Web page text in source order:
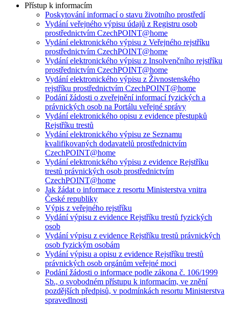
Přístup k informacím
Poskytování informací o stavu životního prostředí
Vydání veřejného výpisu údajů z Registru osob
prostřednictvím CzechPOINT@home
Vydání elektronického výpisu z Veřejného rejstříku
prostřednictvím CzechPOINT@home
Vydání elektronického výpisu z Insolvenčního rejstříku
prostřednictvím CzechPOINT@home
Vydání elektronického výpisu z Živnostenského
rejstříku prostřednictvím CzechPOINT@home
Podání žádosti o zveřejnění informací fyzických a
právnických osob na Portálu veřejné správy
Vydání elektronického opisu z evidence přestupků
Rejstříku trestů
Vydání elektronického výpisu ze Seznamu
kvalifikovaných dodavatelů prostřednictvím
CzechPOINT@home
Vydání elektronického výpisu z evidence Rejstříku
trestů právnických osob prostřednictvím
CzechPOINT@home
Jak žádat o informace z resortu Ministerstva vnitra
České republiky
Výpis z veřejného rejstříku
Vydání výpisu z evidence Rejstříku trestů fyzických
osob
Vydání výpisu z evidence Rejstříku trestů právnických
osob fyzickým osobám
Vydání výpisu a opisu z evidence Rejstříku trestů
právnických osob orgánům veřejné moci
Podání žádosti o informace podle zákona č. 106/1999
Sb., o svobodném přístupu k informacím, ve znění
pozdějších předpisů, v podmínkách resortu Ministerstva
spravedlnosti